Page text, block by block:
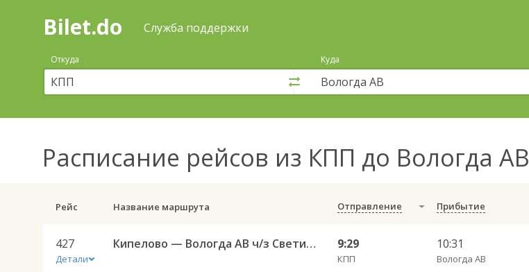
Поиск
покупка
билетов
автобус
онлайн
Bilet.do Служба поддержки
Откуда Куда
Расписание рейсов из КПП до Вологда АВ
Рейс Название маршрута Отправление Прибытие
427
Детали
Кипелово — Вологда АВ ч/з Светилки 427 9:29
КПП
10:31
Вологда АВ